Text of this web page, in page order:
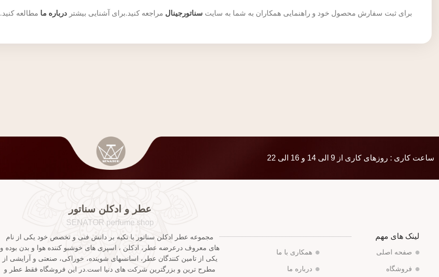
برای ثبت سفارش محصول خود و راهنمایی همکاران به شما به سایت سناتورجینال مراجعه کنید.برای آشنایی بیشتر درباره ما مطالعه کنید.
ساعت کاری : روزهای کاری از 9 الی 14 و 16 الی 22
لینک های مهم
صفحه اصلی
فروشگاه
همکاری با ما
درباره ما
عطر و ادکلن سناتور
SENATOR perfume shop
مجموعه عطر ادکلن سناتور با تکیه بر دانش فنی و تخصص خود یکی از نام
های معروف درعرضه عطر، ادکلن ، اسپری های خوشبو کننده هوا و بدن بوده و
یکی از تامین کنندگان عطر، اسانسهای شوینده، خوراکی، صنعتی و آرایشی از
مطرح ترین و بزرگترین شرکت های دنیا است.در این فروشگاه فقط عطر و